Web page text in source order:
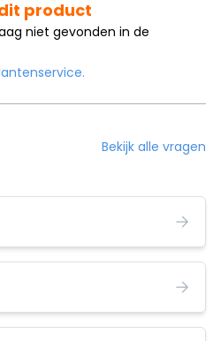
product
niet gevonden in de
Bekijk alle vragen